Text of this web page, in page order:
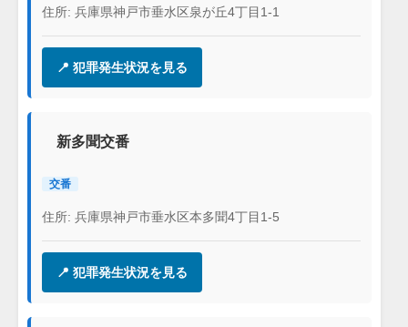
住所: 兵庫県神戸市垂水区泉が丘4丁目1-1
📍 犯罪発生状況を見る
新多聞交番
交番
住所: 兵庫県神戸市垂水区本多聞4丁目1-5
📍 犯罪発生状況を見る